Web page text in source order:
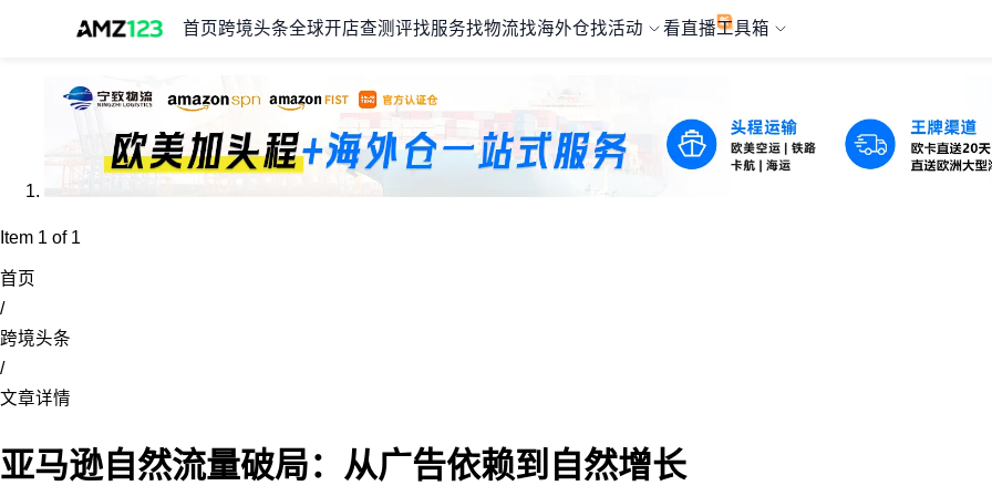
首页 跨境头条全球开店查测评找服务找物流找海外仓找活动 看直播工具箱
Item 1 of 1
首页
/
跨境头条
/
文章详情
亚马逊自然流量破局：从广告依赖到自然增长